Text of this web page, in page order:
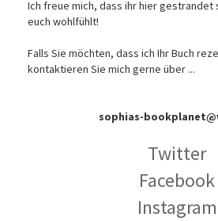
Ich freue mich, dass ihr hier gestrandet
euch wohlfühlt!
Falls Sie möchten, dass ich Ihr Buch
kontaktieren Sie mich gerne über ...
sophias-
Twitter
Facebook
Instagram